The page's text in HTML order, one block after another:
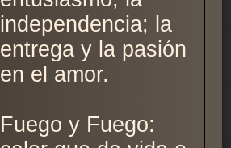
independencia; la
entrega y la pasión
en el amor.
Fuego y Fuego: